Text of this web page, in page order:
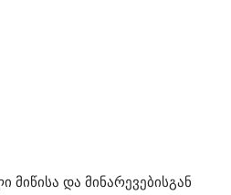
და მინარევებისგან